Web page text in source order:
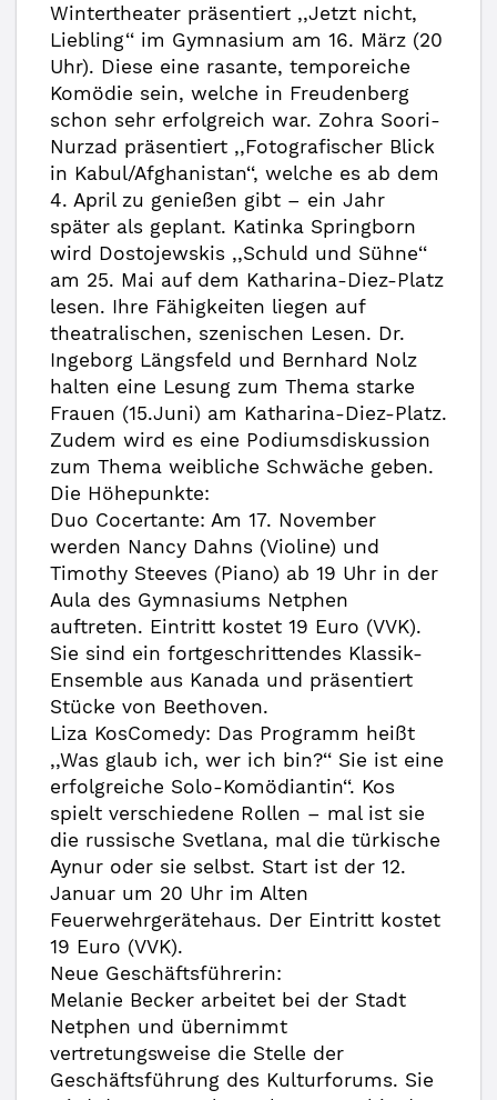
Wintertheater präsentiert ,,Jetzt nicht,
Liebling‘‘ im Gymnasium am 16. März (20
Uhr). Diese eine rasante, temporeiche
Komödie sein, welche in Freudenberg
schon sehr erfolgreich war. Zohra Soori-
Nurzad präsentiert ,,Fotografischer Blick
in Kabul/Afghanistan‘‘, welche es ab dem
4. April zu genießen gibt – ein Jahr
später als geplant. Katinka Springborn
wird Dostojewskis ,,Schuld und Sühne‘‘
am 25. Mai auf dem Katharina-Diez-Platz
lesen. Ihre Fähigkeiten liegen auf
theatralischen, szenischen Lesen. Dr.
Ingeborg Längsfeld und Bernhard Nolz
halten eine Lesung zum Thema starke
Frauen (15.Juni) am Katharina-Diez-Platz.
Zudem wird es eine Podiumsdiskussion
zum Thema weibliche Schwäche geben.
Die Höhepunkte:
Duo Cocertante: Am 17. November
werden Nancy Dahns (Violine) und
Timothy Steeves (Piano) ab 19 Uhr in der
Aula des Gymnasiums Netphen
auftreten. Eintritt kostet 19 Euro (VVK).
Sie sind ein fortgeschrittendes Klassik-
Ensemble aus Kanada und präsentiert
Stücke von Beethoven.
Liza KosComedy: Das Programm heißt
,,Was glaub ich, wer ich bin?‘‘ Sie ist eine
erfolgreiche Solo-Komödiantin‘‘. Kos
spielt verschiedene Rollen – mal ist sie
die russische Svetlana, mal die türkische
Aynur oder sie selbst. Start ist der 12.
Januar um 20 Uhr im Alten
Feuerwehrgerätehaus. Der Eintritt kostet
19 Euro (VVK).
Neue Geschäftsführerin:
Melanie Becker arbeitet bei der Stadt
Netphen und übernimmt
vertretungsweise die Stelle der
Geschäftsführung des Kulturforums. Sie